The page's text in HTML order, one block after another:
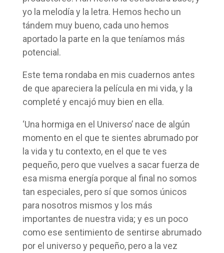
yo la melodía y la letra. Hemos hecho un
tándem muy bueno, cada uno hemos
aportado la parte en la que teníamos más
potencial.
Este tema rondaba en mis cuadernos antes
de que apareciera la película en mi vida, y la
completé y encajó muy bien en ella.
‘Una hormiga en el Universo’ nace de algún
momento en el que te sientes abrumado por
la vida y tu contexto, en el que te ves
pequeño, pero que vuelves a sacar fuerza de
esa misma energía porque al final no somos
tan especiales, pero sí que somos únicos
para nosotros mismos y los más
importantes de nuestra vida; y es un poco
como ese sentimiento de sentirse abrumado
por el universo y pequeño, pero a la vez